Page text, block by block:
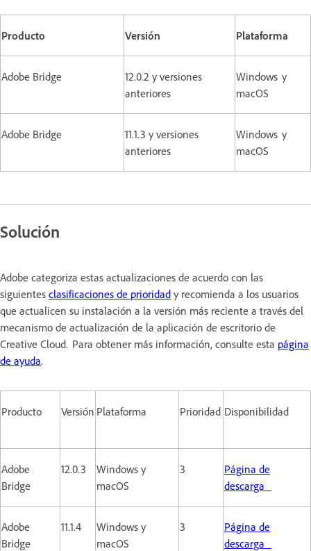
Producto Versión Plataforma
Adobe Bridge
12.0.2 y versiones
anteriores
Windows y
macOS
Adobe Bridge
11.1.3 y versiones
anteriores
Windows y
macOS
Solución
Adobe categoriza estas actualizaciones de acuerdo con las
siguientes clasificaciones de prioridad y recomienda a los usuarios
que actualicen su instalación a la versión más reciente a través del
mecanismo de actualización de la aplicación de escritorio de
Creative Cloud. Para obtener más información, consulte esta página
de ayuda.
Producto Versión Plataforma Prioridad Disponibilidad
Adobe
Bridge
12.0.3
Windows y
macOS
3
Página de
descarga
Adobe
Bridge
11.1.4
Windows y
macOS
3
Página de
descarga